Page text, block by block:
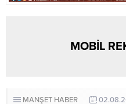
MOBİL
MANŞET HABER